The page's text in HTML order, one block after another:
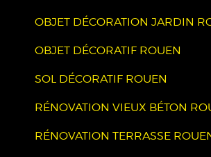
OBJET DÉCORATION JARDIN
OBJET DÉCORATIF ROUEN
SOL DÉCORATIF ROUEN
RÉNOVATION VIEUX BÉTON
RÉNOVATION TERRASSE